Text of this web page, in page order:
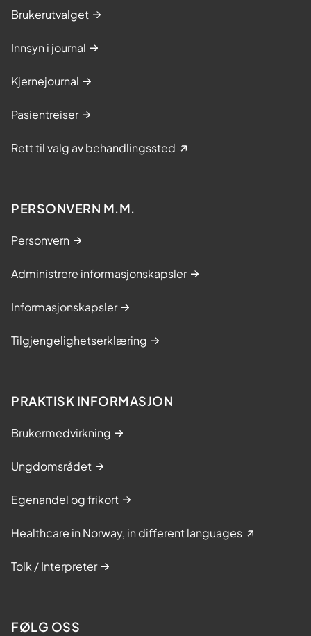
Brukerutvalget
Innsyn i journal
Kjernejournal
Pasientreiser
Rett til valg av behandlingssted
PERSONVERN M.M.
Personvern
Administrere informasjonskapsler
Informasjonskapsler
Tilgjengelighetserklæring
PRAKTISK INFORMASJON
Brukermedvirkning
Ungdomsrådet
Egenandel og frikort
Healthcare in Norway, in different languages
Tolk / Interpreter
FØLG OSS